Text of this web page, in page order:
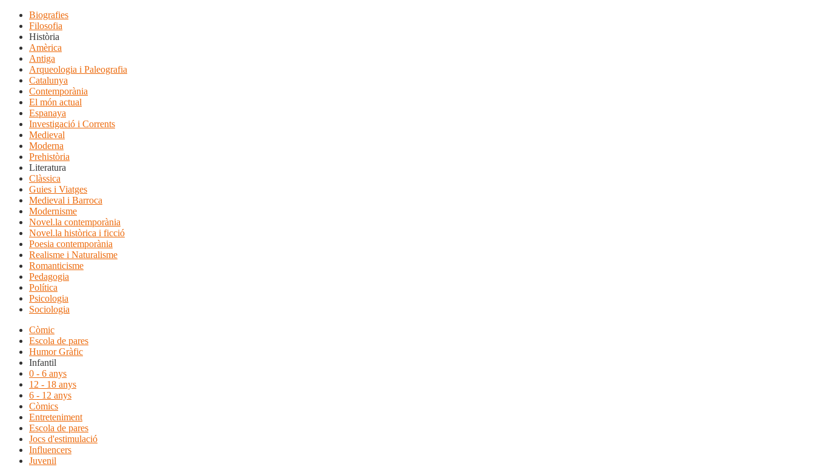
Biografies
Filosofia
Història
Amèrica
Antiga
Arqueologia i Paleografia
Catalunya
Contemporània
El món actual
Espanaya
Investigació i Corrents
Medieval
Moderna
Prehistòria
Literatura
Clàssica
Guies i Viatges
Medieval i Barroca
Modernisme
Novel.la contemporània
Novel.la històrica i ficció
Poesia contemporània
Realisme i Naturalisme
Romanticisme
Pedagogia
Política
Psicologia
Sociologia
Còmic
Escola de pares
Humor Gràfic
Infantil
0 - 6 anys
12 - 18 anys
6 - 12 anys
Còmics
Entreteniment
Escola de pares
Jocs d'estimulació
Influencers
Juvenil